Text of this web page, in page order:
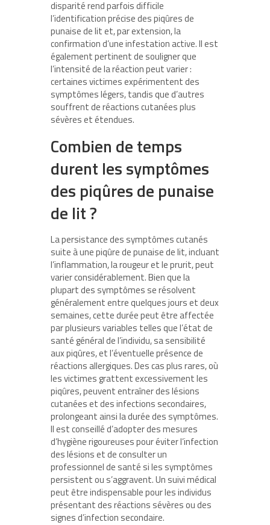
disparité rend parfois difficile
l’identification précise des piqûres de
punaise de lit et, par extension, la
confirmation d’une infestation active. Il est
également pertinent de souligner que
l’intensité de la réaction peut varier :
certaines victimes expérimentent des
symptômes légers, tandis que d’autres
souffrent de réactions cutanées plus
sévères et étendues.
Combien de temps
durent les symptômes
des piqûres de punaise
de lit ?
La persistance des symptômes cutanés
suite à une piqûre de punaise de lit, incluant
l’inflammation, la rougeur et le prurit, peut
varier considérablement. Bien que la
plupart des symptômes se résolvent
généralement entre quelques jours et deux
semaines, cette durée peut être affectée
par plusieurs variables telles que l’état de
santé général de l’individu, sa sensibilité
aux piqûres, et l’éventuelle présence de
réactions allergiques. Des cas plus rares, où
les victimes grattent excessivement les
piqûres, peuvent entraîner des lésions
cutanées et des infections secondaires,
prolongeant ainsi la durée des symptômes.
Il est conseillé d’adopter des mesures
d’hygiène rigoureuses pour éviter l’infection
des lésions et de consulter un
professionnel de santé si les symptômes
persistent ou s’aggravent. Un suivi médical
peut être indispensable pour les individus
présentant des réactions sévères ou des
signes d’infection secondaire.